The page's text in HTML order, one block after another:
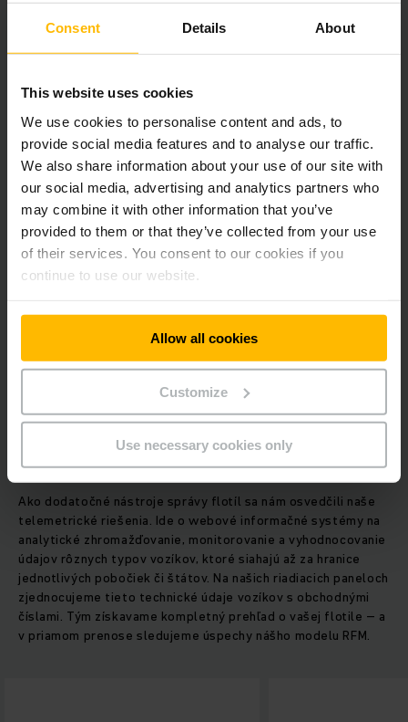
Consent Details About
This website uses cookies
We use cookies to personalise content and ads, to
provide social media features and to analyse our traffic.
We also share information about your use of our site with
our social media, advertising and analytics partners who
may combine it with other information that you’ve
provided to them or that they’ve collected from your use
of their services. You consent to our cookies if you
continue to use our website.
Allow all cookies
Customize
Use necessary cookies only
Na začiatku: analýza pobočiek
Náš tím zistí rozsah, typ a vek vašej flotily s ohľadom na danú
jednotlivého vozíka a zistené údaje spracuje do grafickej
podoby. Naše nástroje na získanie údajov a analýzu flotily
umožňujú jednoduché snímanie a vizualizáciu vašich údajov.
Tak sa rýchlo ukáže, v čom spočívajú príležitosti na
optimalizáciu. To všetko pre vás zaznamenáme vo forme
rozsiahlej dokumentácie.
Po stopách nákladov
Naše analýzy jednotlivých pobočiek často odhalia nielen
vozíkov, ale aj príliš vysoké administratívne náklady.
Odovzdaním správy vašej flotily môžete tieto náklady
výrazne znížiť. Možno tak ušetriť až do 50 percent interných
nákladov. Vaši zamestnanci budú mať menej starostí a uvoľní
sa im čas na výkon iných pracovných úloh. Okrem toho vám
nehodách.
Viac údajov – viac možností
Ako dodatočné nástroje správy flotíl sa nám osvedčili naše
telemetrické riešenia. Ide o webové informačné systémy na
analytické zhromažďovanie, monitorovanie a vyhodnocovanie
údajov rôznych typov vozíkov, ktoré siahajú až za hranice
jednotlivých pobočiek či štátov. Na našich riadiacich paneloch
zjednocujeme tieto technické údaje vozíkov s obchodnými
číslami. Tým získavame kompletný prehľad o vašej flotile – a
v priamom prenose sledujeme úspechy nášho modelu RFM.